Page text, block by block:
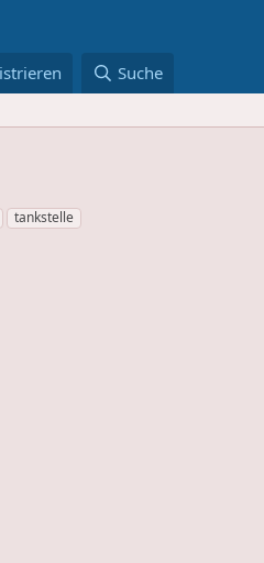
Suche
tankstelle